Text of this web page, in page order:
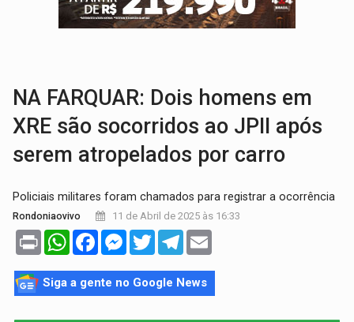
ELEIÇÕES 2026:Sgt. Mouza esclarece 'erro de digitação' em declaração de
NA FARQUAR: Dois homens em
XRE são socorridos ao JPII após
serem atropelados por carro
Policiais militares foram chamados para registrar a ocorrência
Rondoniaovivo 11 de Abril de 2025 às 16:33
Print WhatsAppFacebookMessenger
TwitterTelegram
Siga a gente no Google News